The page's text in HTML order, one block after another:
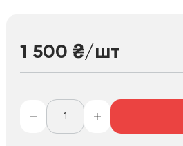
1 500 ₴/шт